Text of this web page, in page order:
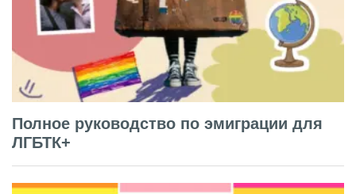
Полное руководство по эмиграции для
ЛГБТК+